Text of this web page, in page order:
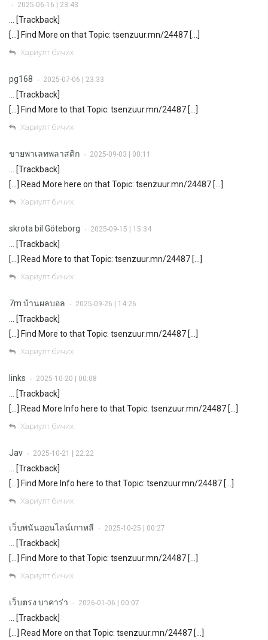
• 2025-06-16 | 23:43
… [Trackback]
[…] Find More on that Topic: tsenzuur.mn/24487 […]
Хариулт бичих
pg168 • 2025-07-06 | 23:33
… [Trackback]
[…] Find More to that Topic: tsenzuur.mn/24487 […]
Хариулт бичих
ขายพาเลทพลาสติก • 2025-09-03 | 00:11
… [Trackback]
[…] Read More here on that Topic: tsenzuur.mn/24487 […]
Хариулт бичих
skrota bil Göteborg • 2025-09-15 | 15:34
… [Trackback]
[…] Read More to that Topic: tsenzuur.mn/24487 […]
Хариулт бичих
7m บ้านผลบอล • 2025-09-26 | 14:26
… [Trackback]
[…] Find More to that Topic: tsenzuur.mn/24487 […]
Хариулт бичих
links • 2025-10-20 | 00:08
… [Trackback]
[…] Read More Info here to that Topic: tsenzuur.mn/24487 […]
Хариулт бичих
Jav • 2025-10-21 | 22:22
… [Trackback]
[…] Find More Info here to that Topic: tsenzuur.mn/24487 […]
Хариулт бичих
เว็บพนันออนไลน์เกาหลี • 2025-10-25 | 00:27
… [Trackback]
[…] Find More to that Topic: tsenzuur.mn/24487 […]
Хариулт бичих
เว็บตรง บาคาร่า • 2026-01-06 | 00:07
… [Trackback]
[…] Read More on that Topic: tsenzuur.mn/24487 […]